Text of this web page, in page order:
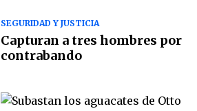
SEGURIDAD Y JUSTICIA
Capturan a tres hombres por
contrabando